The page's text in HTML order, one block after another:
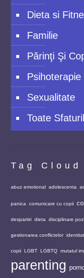
Dieta si
Familie
Părinţi Şi
Psihoterapie
Sexualitate
Toate
Tag Cloud
abuz emotional adolescenta
panica comunicare cu copii
despartiri dieta disciplinare
gestionarea conflictelor
copii LGBT LGBTQ mutatul
parenting